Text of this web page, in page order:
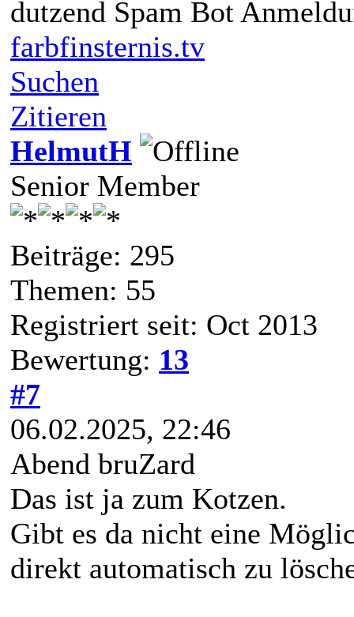
dutzend Spam Bot
farbfinsternis.tv
Suchen
Zitieren
HelmutH
Senior Member
Beiträge: 295
Themen: 55
Registriert seit: Oct 2013
Bewertung: 13
#7
06.02.2025, 22:46
Abend bruZard
Das ist ja zum Kotzen.
Gibt es da nicht eine
direkt automatisch zu